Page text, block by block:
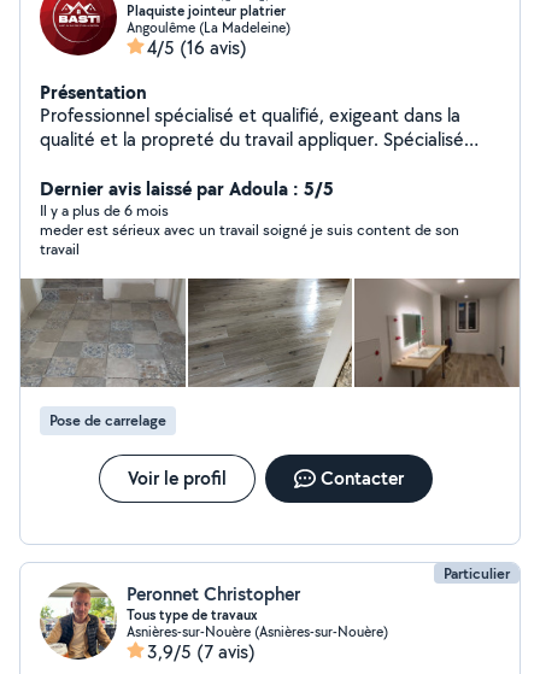
Plaquiste jointeur platrier
Angoulême (La Madeleine)
4/5 (16 avis)
Présentation
Professionnel spécialisé et qualifié, exigeant dans la
qualité et la propreté du travail appliquer. Spécialisé
parquet, etc..).
Dernier avis laissé par Adoula : 5/5
Il y a plus de 6 mois
meder est sérieux avec un travail soigné je suis content de son
travail
Pose de carrelage
Voir le profil Contacter
Particulier
Peronnet Christopher
Tous type de travaux
Asnières-sur-Nouère (Asnières-sur-Nouère)
3,9/5 (7 avis)